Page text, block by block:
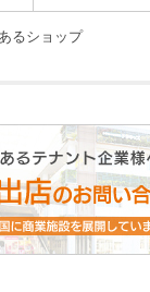
るショップ